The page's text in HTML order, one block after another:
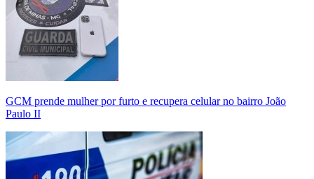
GCM prende mulher por furto e recupera celular no bairro João
Paulo II